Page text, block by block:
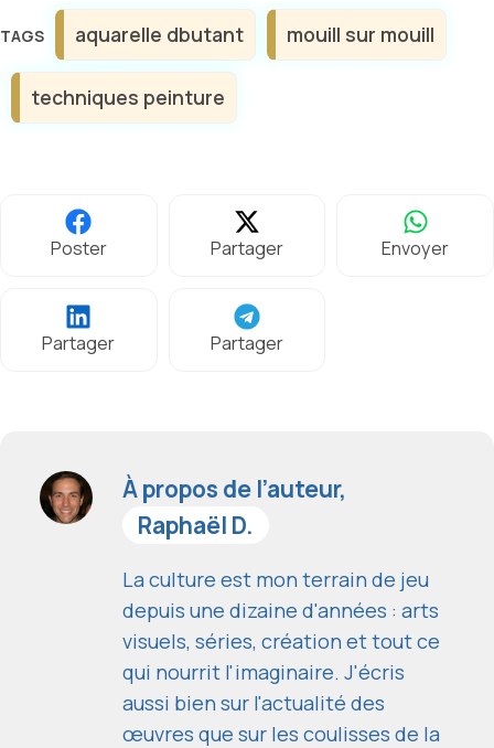
Étiquettes
aquarelle dbutant mouill sur mouill
techniques peinture
Poster Partager Envoyer
Partager Partager
À propos de l’auteur,
Raphaël D.
La culture est mon terrain de jeu
depuis une dizaine d'années : arts
visuels, séries, création et tout ce
qui nourrit l'imaginaire. J'écris
aussi bien sur l'actualité des
œuvres que sur les coulisses de la